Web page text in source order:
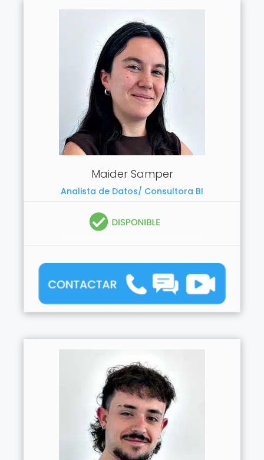
Maider Samper
Analista de Datos/ Consultora BI